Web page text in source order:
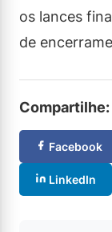
os lances
de
Compartilhe:
Facebook
LinkedIn